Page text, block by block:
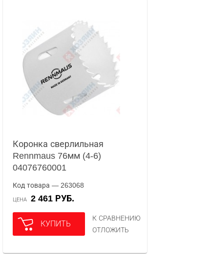
Коронка сверлильная
Rennmaus 76мм (4-6)
04076760001
Код товара — 263068
ЦЕНА 2 461 РУБ.
КУПИТЬ
К СРАВНЕНИЮ
ОТЛОЖИТЬ